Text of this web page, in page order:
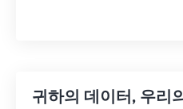
귀하의 데이터, 우리